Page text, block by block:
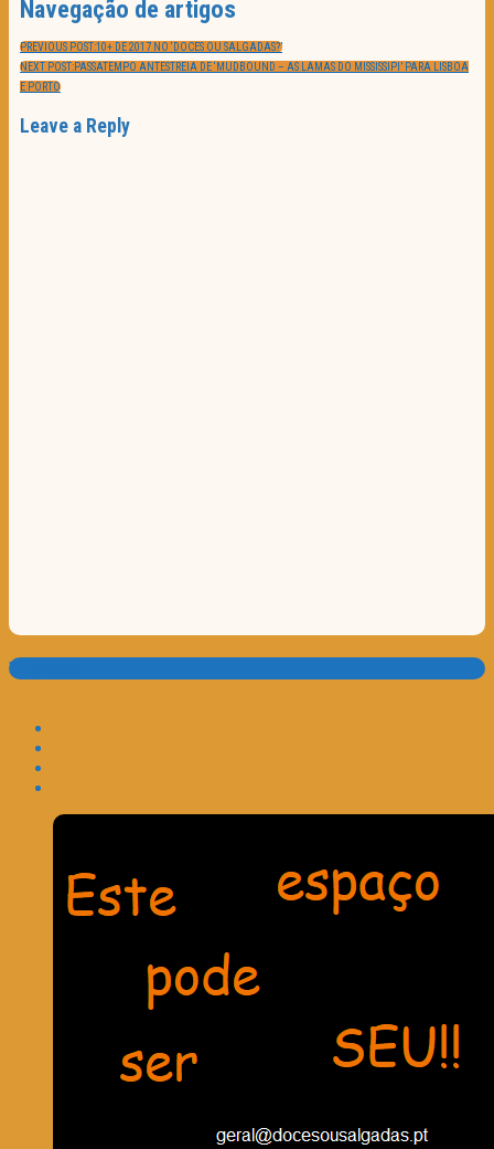
Navegação de artigos
PREVIOUS POST:10+ DE 2017 NO ‘DOCES OU SALGADAS?’
NEXT POST:PASSATEMPO ANTESTREIA DE ‘MUDBOUND – AS LAMAS DO MISSISSIPI’ PARA LISBOA
E PORTO
Leave a Reply
Translate: